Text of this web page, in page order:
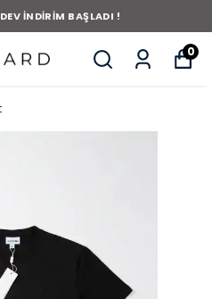
İNDİRİM BAŞLADI !
0